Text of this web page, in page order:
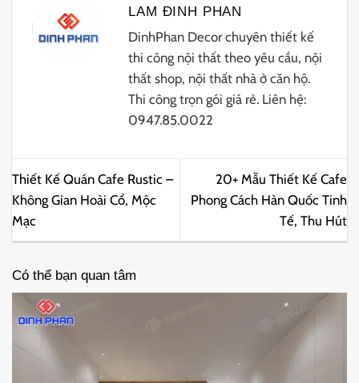
LAM ĐINH PHAN
DinhPhan Decor chuyên thiết kế
thi công nội thất theo yêu cầu, nội
thất shop, nội thất nhà ở căn hộ.
Thi công trọn gói giá rẻ. Liên hệ:
0947.85.0022
Thiết Kế Quán Cafe Rustic –
Không Gian Hoài Cổ, Mộc
Mạc
20+ Mẫu Thiết Kế Cafe
Phong Cách Hàn Quốc Tinh
Tế, Thu Hút
Có thể bạn quan tâm